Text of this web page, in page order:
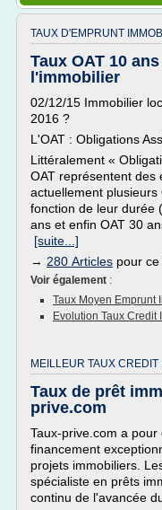
TAUX D'EMPRUNT
Taux OAT 10
l'immobilier
02/12/15 Immobilier
2016 ?
L'OAT : Obligations
Littéralement «
OAT représentent des
actuellement
fonction de leur durée
ans et enfin OAT 30
[suite...]
→ 280 Articles pour
Voir également :
Taux Moyen Emprunt
Evolution Taux Credit
MEILLEUR TAUX
Taux de prêt
prive.com
Taux-prive.com a
financement
projets immobiliers.
spécialiste en prêts
continu de l'avancée